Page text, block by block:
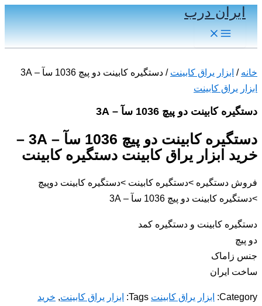
پرش
به
محتوا
ایران درب
Main
Menu
خانه / ابزار یراق کابینت / دستگیره کابینت دو پیچ 1036 سآ – 3A
ابزار یراق کابینت
دستگیره کابینت دو پیچ 1036 سآ – 3A
دستگیره کابینت دو پیچ 1036 سآ – 3A –
خرید ابزار یراق کابینت دستگیره کابینت
فروش دستگیره >دستگیره کابینت >دستگیره کابینت دوپیچ
>دستگیره کابینت دو پیچ 1036 سآ – 3A
دستگیره کابینت و دستگیره کمد
دو پیچ
جنس زاماک
ساخت ایران
Category: ابزار یراق کابینت Tags: ابزار یراق کابینت, خرید